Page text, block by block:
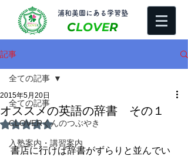
​浦和美園にある学習塾
CLOVER
記事
全ての記事
CLOVERくんのつぶやき
入塾案内・講習案内
全ての記事
オススメの英語の辞書 その１
2015年5月20日
5つ星のうちNaNと評価されています。
書店に行けば辞書がずらりと並んでい